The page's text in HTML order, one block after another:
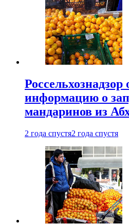
Россельхознадзор
информацию о
мандаринов из
2 года спустя2 года спустя